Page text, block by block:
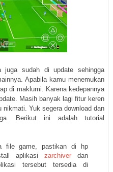
juga sudah di update sehingga
Apabila kamu menemukan
di maklumi. Karena kedepannya
Masih banyak lagi fitur keren
Yuk segera download dan
Berikut ini adalah tutorial
file game, pastikan di hp
aplikasi zarchiverdan
tersebut tersedia di